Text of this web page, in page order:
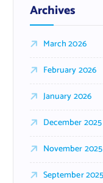
Archives
March 2026
February 2026
January 2026
December 2025
November 2025
September 2025